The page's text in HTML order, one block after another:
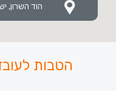
הוד השרון,
הטבות